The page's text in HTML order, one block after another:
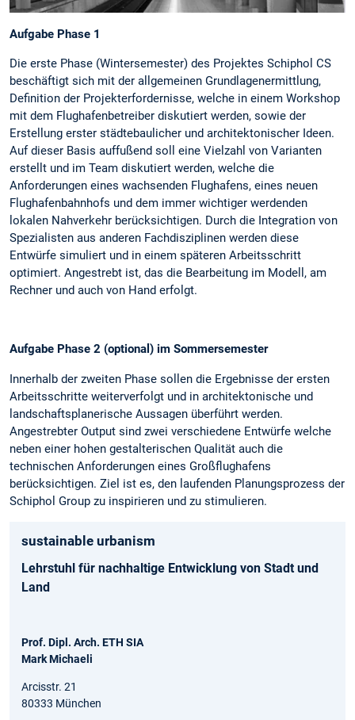
Aufgabe Phase 1
Die erste Phase (Wintersemester) des Projektes Schiphol CS
beschäftigt sich mit der allgemeinen Grundlagenermittlung,
Definition der Projekterfordernisse, welche in einem Workshop
mit dem Flughafenbetreiber diskutiert werden, sowie der
Erstellung erster städtebaulicher und architektonischer Ideen.
Auf dieser Basis auffußend soll eine Vielzahl von Varianten
erstellt und im Team diskutiert werden, welche die
Anforderungen eines wachsenden Flughafens, eines neuen
Flughafenbahnhofs und dem immer wichtiger werdenden
lokalen Nahverkehr berücksichtigen. Durch die Integration von
Spezialisten aus anderen Fachdisziplinen werden diese
Entwürfe simuliert und in einem späteren Arbeitsschritt
optimiert. Angestrebt ist, das die Bearbeitung im Modell, am
Rechner und auch von Hand erfolgt.
Aufgabe Phase 2 (optional) im Sommersemester
Innerhalb der zweiten Phase sollen die Ergebnisse der ersten
Arbeitsschritte weiterverfolgt und in architektonische und
landschaftsplanerische Aussagen überführt werden.
Angestrebter Output sind zwei verschiedene Entwürfe welche
neben einer hohen gestalterischen Qualität auch die
technischen Anforderungen eines Großflughafens
berücksichtigen. Ziel ist es, den laufenden Planungsprozess der
Schiphol Group zu inspirieren und zu stimulieren.
sustainable urbanism
Lehrstuhl für nachhaltige Entwicklung von Stadt und
Land
Prof. Dipl. Arch. ETH SIA
Mark Michaeli
Arcisstr. 21
80333 München